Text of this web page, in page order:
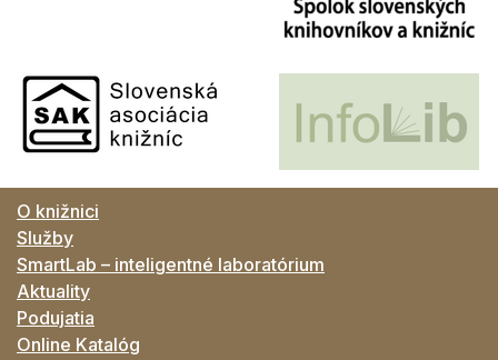
O knižnici
Služby
SmartLab – inteligentné laboratórium
Aktuality
Podujatia
Online Katalóg